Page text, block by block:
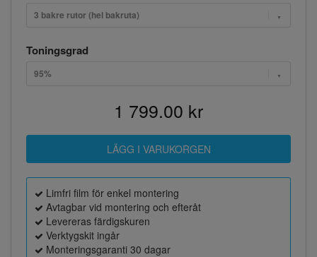
3 bakre rutor (hel bakruta)
Toningsgrad
95%
1 799.00 kr
Limfri film för enkel montering
Avtagbar vid montering och efteråt
Levereras färdigskuren
Verktygskit ingår
Monteringsgaranti 30 dagar